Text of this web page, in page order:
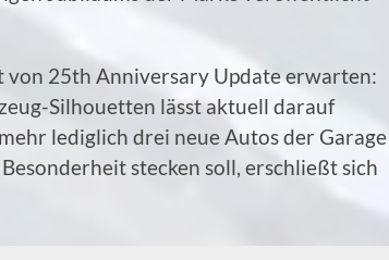
25th Anniversary Update erwarten:
Silhouetten lässt aktuell darauf
lediglich drei neue Autos der Garage
stecken soll, erschließt sich